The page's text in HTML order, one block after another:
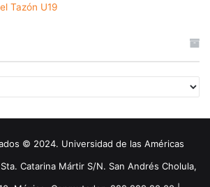
Tazón U19
© 2024. Universidad de las Américas
Catarina Mártir S/N. San Andrés Cholula,